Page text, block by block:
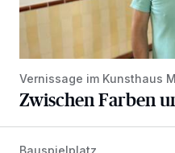
Vernissage im Kunsthaus
Zwischen Farben
Bauspielplatz